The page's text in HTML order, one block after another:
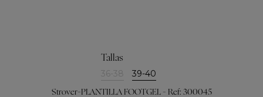
Tallas
36-38 39-40
Strover-PLANTILLA FOOTGEL - Ref: 300045